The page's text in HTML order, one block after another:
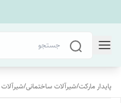
پایدار مارکت/شیرآلات ساختمانی/